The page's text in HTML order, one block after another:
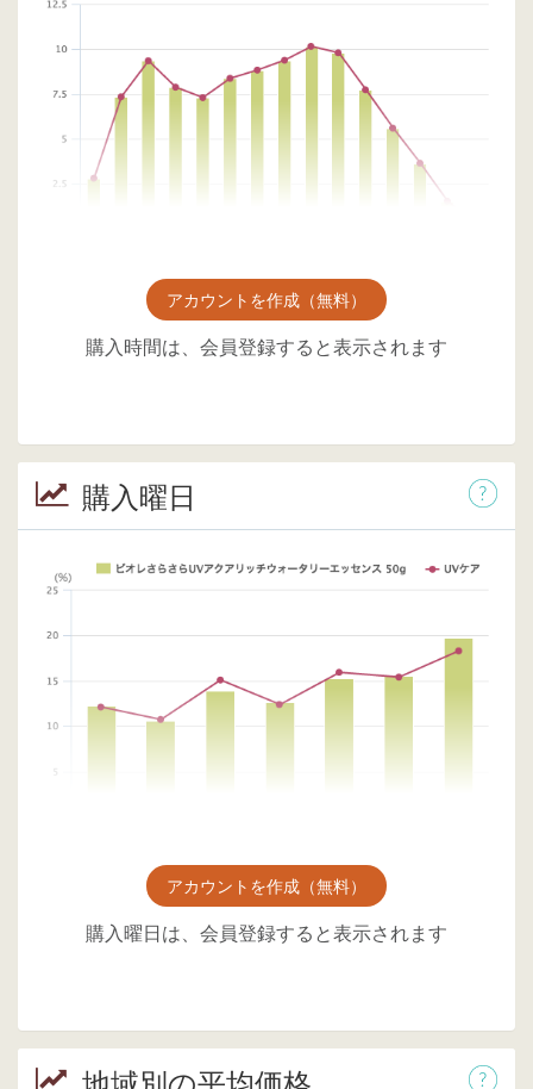
アカウントを作成（無料）
購入時間は、会員登録すると表示されます
購入曜日
アカウントを作成（無料）
購入曜日は、会員登録すると表示されます